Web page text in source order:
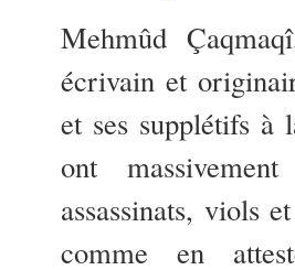
Mehmûd
écrivain et
et ses supplétifs à
ont
assassinats, viols
comme en